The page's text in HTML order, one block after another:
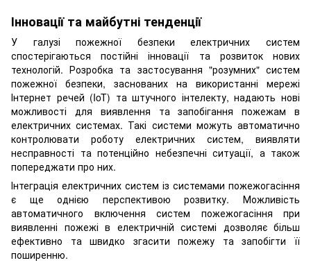
Інновації та майбутні тенденції
У галузі пожежної безпеки електричних систем
спостерігаються постійні інновації та розвиток нових
технологій. Розробка та застосування "розумних" систем
пожежної безпеки, заснованих на використанні мережі
Інтернет речей (IoT) та штучного інтелекту, надають нові
можливості для виявлення та запобігання пожежам в
електричних системах. Такі системи можуть автоматично
контролювати роботу електричних систем, виявляти
несправності та потенційно небезпечні ситуації, а також
попереджати про них.
Інтеграція електричних систем із системами пожежогасіння
є ще однією перспективою розвитку. Можливість
автоматичного включення систем пожежогасіння при
виявленні пожежі в електричній системі дозволяє більш
ефективно та швидко згасити пожежу та запобігти її
поширенню.